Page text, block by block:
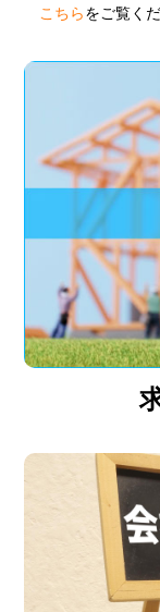
こちら をご覧くだ